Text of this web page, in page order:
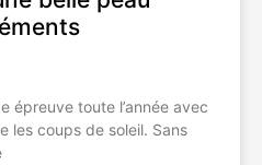
épreuve toute l’année avec
les coups de soleil. Sans